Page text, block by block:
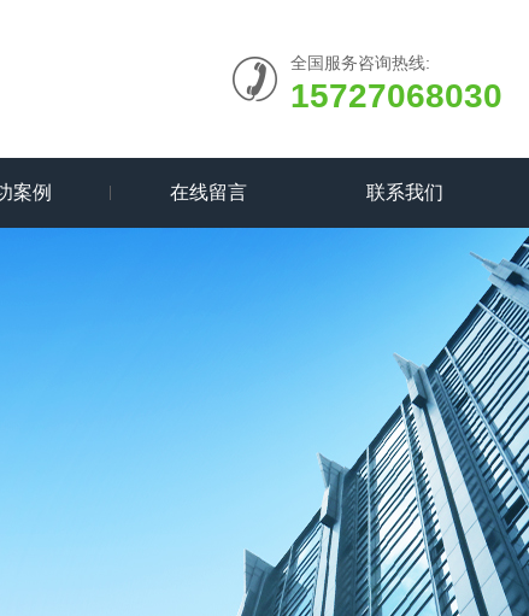
全国服务咨询热线:
15727068030
案例 在线留言 联系我们